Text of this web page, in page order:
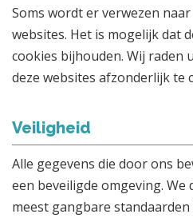
Soms wordt er verwezen
websites. Het is mogelijk dat
cookies bijhouden. Wij raden
deze websites afzonderlijk te
Veiligheid
Alle gegevens die door ons
een beveiligde omgeving. We
meest gangbare